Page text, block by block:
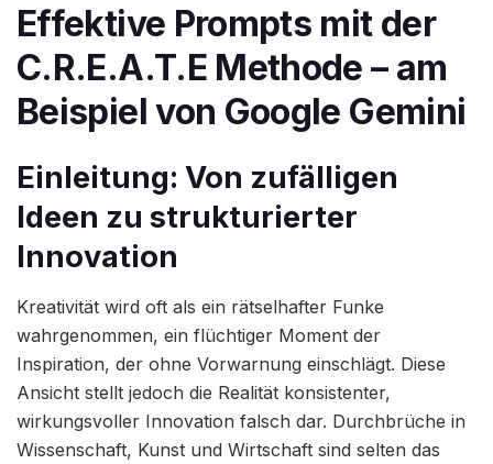
Effektive Prompts mit der
C.R.E.A.T.E Methode – am
Beispiel von Google Gemini
Einleitung: Von zufälligen
Ideen zu strukturierter
Innovation
Kreativität wird oft als ein rätselhafter Funke
wahrgenommen, ein flüchtiger Moment der
Inspiration, der ohne Vorwarnung einschlägt. Diese
Ansicht stellt jedoch die Realität konsistenter,
wirkungsvoller Innovation falsch dar. Durchbrüche in
Wissenschaft, Kunst und Wirtschaft sind selten das